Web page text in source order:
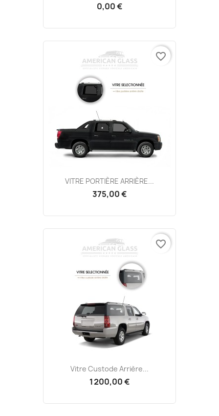
0,00 €
VITRE PORTIÈRE ARRIÈRE...
375,00 €
favorite_border
Vitre Custode Arrière...
1 200,00 €
favorite_border